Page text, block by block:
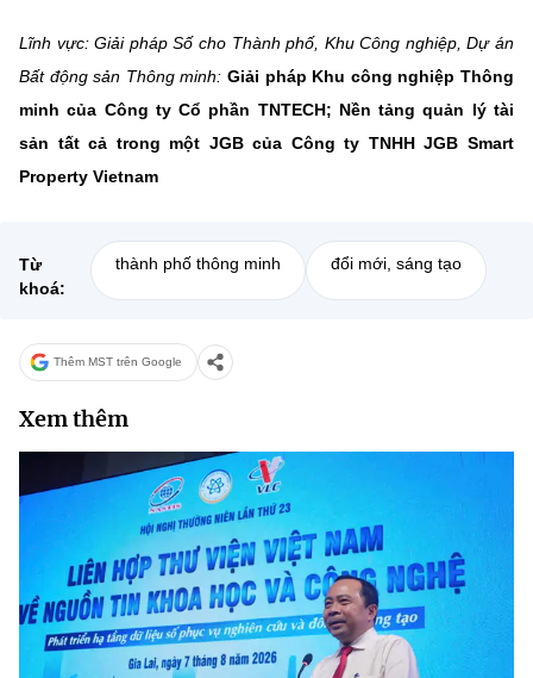
Lĩnh vực: Giải pháp Số cho Thành phố, Khu Công nghiệp, Dự án
Bất động sản Thông minh: Giải pháp Khu công nghiệp Thông
minh của Công ty Cổ phần TNTECH; Nền tảng quản lý tài
sản tất cả trong một JGB của Công ty TNHH JGB Smart
Property Vietnam
Từ
khoá:
thành phố thông minh đổi mới, sáng tạo
Thêm MST trên Google
Xem thêm